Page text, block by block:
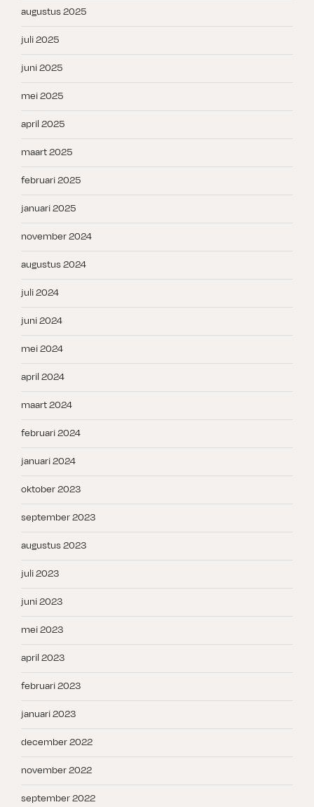
augustus 2025
juli 2025
juni 2025
mei 2025
april 2025
maart 2025
februari 2025
januari 2025
november 2024
augustus 2024
juli 2024
juni 2024
mei 2024
april 2024
maart 2024
februari 2024
januari 2024
oktober 2023
september 2023
augustus 2023
juli 2023
juni 2023
mei 2023
april 2023
februari 2023
januari 2023
december 2022
november 2022
september 2022